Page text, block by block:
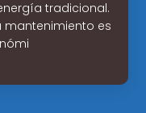
tradicional.
mantenimiento es